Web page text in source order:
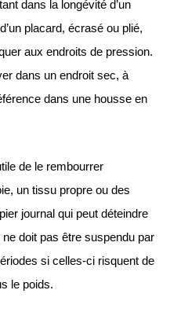
dans la longévité d’un
placard, écrasé ou plié,
aux endroits de pression.
dans un endroit sec, à
dans une housse en
de le rembourrer
un tissu propre ou des
journal qui peut déteindre
doit pas être suspendu par
si celles-ci risquent de
le poids.